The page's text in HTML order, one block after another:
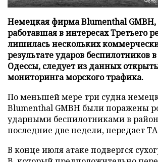
Немецкая фирма Blumenthal GMBH,
работавшая в интересах Третьего
лишилась нескольких
результате ударов беспилотников
Одессы, следует из данных
мониторинга морского трафика.
По меньшей мере три судна
Blumenthal GMBH были поражены
ударными беспилотниками в
последние две недели, передает
В конце июля атаке подвергся